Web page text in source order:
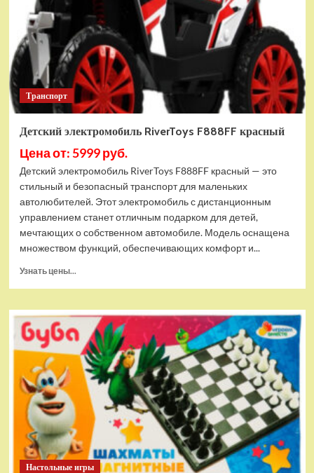
Транспорт
Детский электромобиль RiverToys F888FF красный
Цена от: 5999 руб.
Детский электромобиль RiverToys F888FF красный — это
стильный и безопасный транспорт для маленьких
автолюбителей. Этот электромобиль с дистанционным
управлением станет отличным подарком для детей,
мечтающих о собственном автомобиле. Модель оснащена
множеством функций, обеспечивающих комфорт и...
Узнать цены...
Детский
электромобиль
RiverToys
F888FF
красный
Настольные игры